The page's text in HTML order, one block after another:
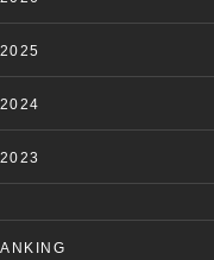
2025
2024
2023